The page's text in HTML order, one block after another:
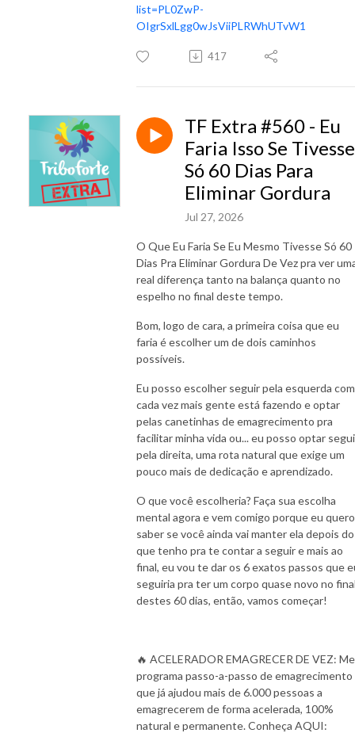
list=PL0ZwP-
OIgrSxlLgg0wJsViiPLRWhUTvW1
417
TF Extra #560 - Eu
Faria Isso Se Tivesse
Só 60 Dias Para
Eliminar Gordura
Jul 27, 2026
O Que Eu Faria Se Eu Mesmo Tivesse Só 60
Dias Pra Eliminar Gordura De Vez pra ver
real diferença tanto na balança quanto no
espelho no final deste tempo.
Bom, logo de cara, a primeira coisa que eu
faria é escolher um de dois caminhos
possíveis.
Eu posso escolher seguir pela esquerda
cada vez mais gente está fazendo e optar
pelas canetinhas de emagrecimento pra
facilitar minha vida ou... eu posso optar
pela direita, uma rota natural que exige um
pouco mais de dedicação e aprendizado.
O que você escolheria? Faça sua escolha
mental agora e vem comigo porque eu quero
saber se você ainda vai manter ela depois do
que tenho pra te contar a seguir e mais ao
final, eu vou te dar os 6 exatos passos que
seguiria pra ter um corpo quase novo no
destes 60 dias, então, vamos começar!
🔥 ACELERADOR EMAGRECER DE VEZ:
programa passo-a-passo de emagrecimento
que já ajudou mais de 6.000 pessoas a
emagrecerem de forma acelerada, 100%
natural e permanente. Conheça AQUI: